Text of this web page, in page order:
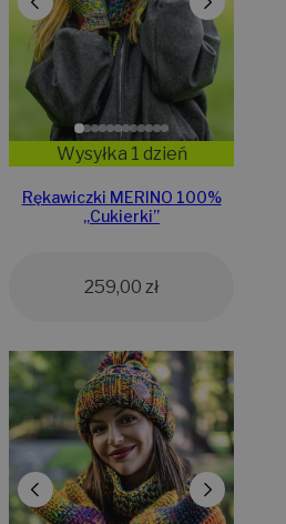
Wysyłka 1 dzień
Rękawiczki MERINO 100%
„Cukierki”
259,00 zł